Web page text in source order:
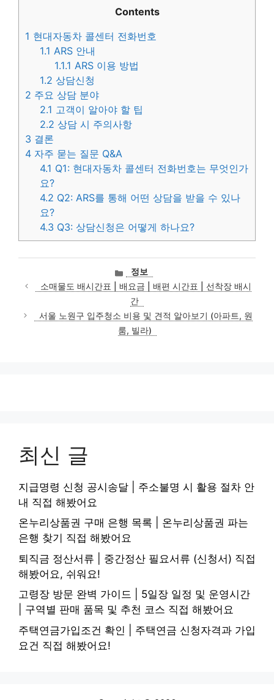
Contents
1 현대자동차 콜센터 전화번호
1.1 ARS 안내
1.1.1 ARS 이용 방법
1.2 상담신청
2 주요 상담 분야
2.1 고객이 알아야 할 팁
2.2 상담 시 주의사항
3 결론
4 자주 묻는 질문 Q&A
4.1 Q1: 현대자동차 콜센터 전화번호는 무엇인가
요?
4.2 Q2: ARS를 통해 어떤 상담을 받을 수 있나
요?
4.3 Q3: 상담신청은 어떻게 하나요?
카
테
고
리
정보
소매물도 배시간표 | 배요금 | 배편 시간표 | 선착장 배시
간
서울 노원구 입주청소 비용 및 견적 알아보기 (아파트, 원
룸, 빌라)
최신 글
지급명령 신청 공시송달 | 주소불명 시 활용 절차 안
내 직접 해봤어요
온누리상품권 구매 은행 목록 | 온누리상품권 파는
은행 찾기 직접 해봤어요
퇴직금 정산서류 | 중간정산 필요서류 (신청서) 직접
해봤어요, 쉬워요!
고령장 방문 완벽 가이드 | 5일장 일정 및 운영시간
| 구역별 판매 품목 및 추천 코스 직접 해봤어요
주택연금가입조건 확인 | 주택연금 신청자격과 가입
요건 직접 해봤어요!